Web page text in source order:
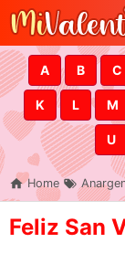
A B C
K L M
U
Home
Feliz San